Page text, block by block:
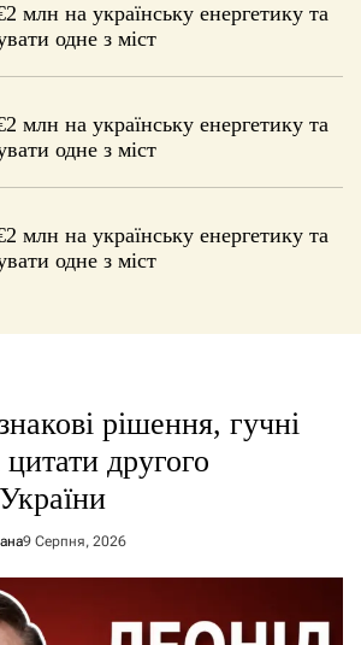
млн на українську енергетику та
одне з міст
млн на українську енергетику та
одне з міст
млн на українську енергетику та
одне з міст
рішення, гучні
другого
9 Серпня, 2026